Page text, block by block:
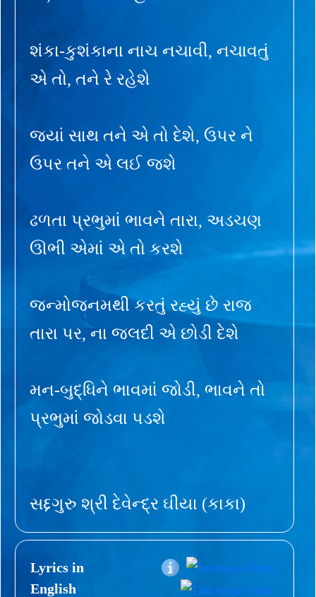
શંકા-કુશંકાના નાચ નચાવી, નચાવતું
એ તો, તને રે રહેશે
જ્યાં સાથ તને એ તો દેશે, ઉપર ને
ઉપર તને એ લઈ જશે
ઢળતા પ્રભુમાં ભાવને તારા, અડચણ
ઊભી એમાં એ તો કરશે
જન્મોજનમથી કરતું રહ્યું છે રાજ
તારા પર, ના જલદી એ છોડી દેશે
મન-બુદ્ધિને ભાવમાં જોડી, ભાવને તો
પ્રભુમાં જોડવા પડશે
સદ્દગુરુ શ્રી દેવેન્દ્ર ઘીયા (કાકા)
Lyrics in
English